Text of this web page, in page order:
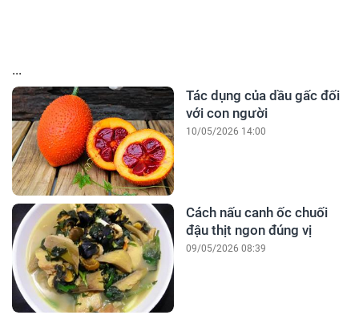
...
Tác dụng của dầu gấc đối
với con người
10/05/2026 14:00
Cách nấu canh ốc chuối
đậu thịt ngon đúng vị
09/05/2026 08:39